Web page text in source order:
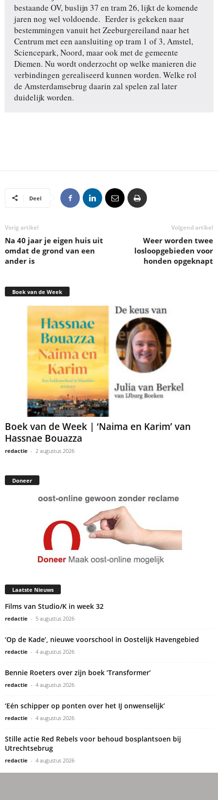
bestaande OV, buslijn 37 en tram 26, lijkt de komende
jaren nog wel voldoende. Eerder is gekeken naar
bestemmingen vanuit het Zeeburgereiland naar het
Centrum met een aansluiting op tram 1 of 3, Amstel,
Sciencepark, Noord, maar ook met de gemeente
Diemen. Nu wordt onderzocht op welke manieren die
verbindingen gerealiseerd kunnen worden. Welke rol
de Amsterdamsebrug daarin zal spelen zal later
duidelijk worden.
Deel
Vorig artikel
Na 40 jaar je eigen huis uit
omdat de grond van een
ander is
Volgend artikel
Weer worden twee
losloopgebieden voor
honden opgeknapt
Boek van de Week
Boek van de Week | ‘Naima en Karim’ van
Hassnae Bouazza
redactie - 2 augustus 2026
Doneer
Laatste Nieuws
Films van Studio/K in week 32
redactie - 5 augustus 2026
‘Op de Kade’, nieuwe voorschool in Oostelijk Havengebied
redactie - 4 augustus 2026
Bennie Roeters over zijn boek ‘Transformer’
redactie - 4 augustus 2026
‘Eén schipper op ponten over het IJ onwenselijk’
redactie - 4 augustus 2026
Stille actie Red Rebels voor behoud bosplantsoen bij
Utrechtsebrug
redactie - 4 augustus 2026